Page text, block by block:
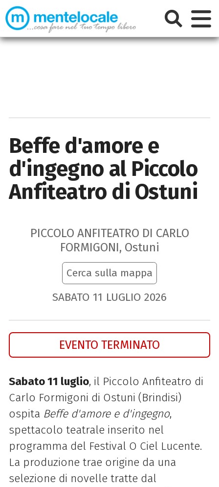
Beffe d'amore e
d'ingegno al Piccolo
Anfiteatro di Ostuni
PICCOLO ANFITEATRO DI CARLO
FORMIGONI, Ostuni
Cerca sulla mappa
SABATO 11 LUGLIO 2026
EVENTO TERMINATO
Sabato 11 luglio, il Piccolo Anfiteatro di
Carlo Formigoni di Ostuni (Brindisi)
ospita Beffe d'amore e d'ingegno,
spettacolo teatrale inserito nel
programma del Festival O Ciel Lucente.
La produzione trae origine da una
selezione di novelle tratte dal